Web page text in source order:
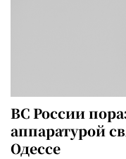
ВС России
аппаратурой
Одессе